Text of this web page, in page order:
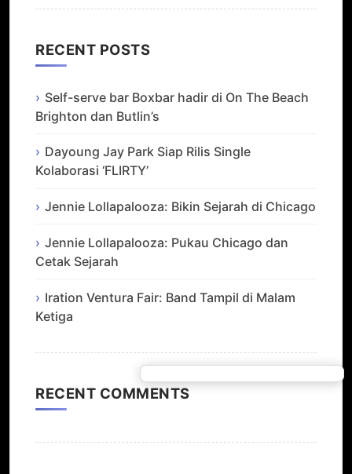
RECENT POSTS
Self-serve bar Boxbar hadir di On The Beach
Brighton dan Butlin’s
Dayoung Jay Park Siap Rilis Single
Kolaborasi ‘FLIRTY’
Jennie Lollapalooza: Bikin Sejarah di Chicago
Jennie Lollapalooza: Pukau Chicago dan
Cetak Sejarah
Iration Ventura Fair: Band Tampil di Malam
Ketiga
RECENT COMMENTS